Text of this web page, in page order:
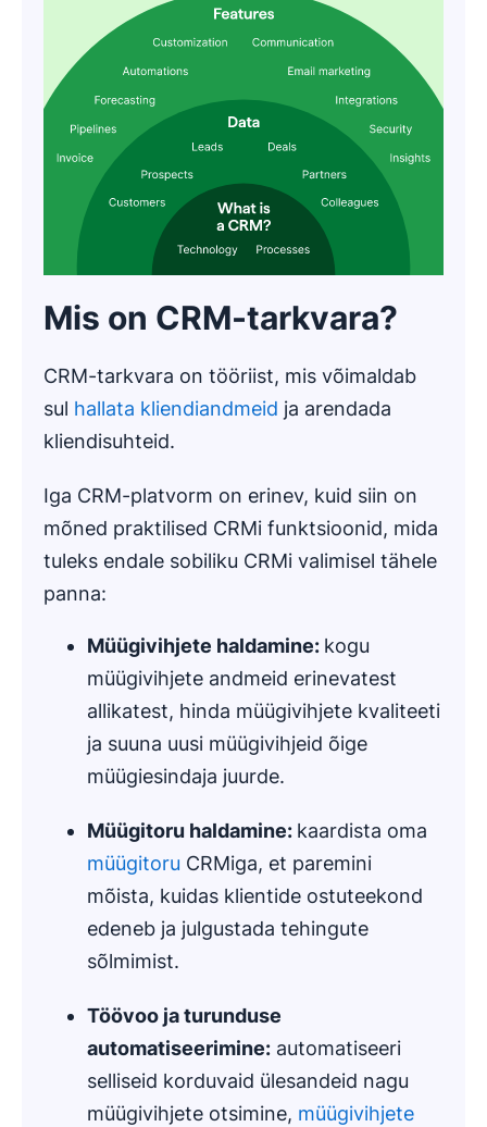
Mis on CRM-tarkvara?
CRM-tarkvara on tööriist, mis võimaldab
sul hallata kliendiandmeid ja arendada
kliendisuhteid.
Iga CRM-platvorm on erinev, kuid siin on
mõned praktilised CRMi funktsioonid, mida
tuleks endale sobiliku CRMi valimisel tähele
panna:
Müügivihjete haldamine: kogu
müügivihjete andmeid erinevatest
allikatest, hinda müügivihjete kvaliteeti
ja suuna uusi müügivihjeid õige
müügiesindaja juurde.
Müügitoru haldamine: kaardista oma
müügitoru CRMiga, et paremini
mõista, kuidas klientide ostuteekond
edeneb ja julgustada tehingute
sõlmimist.
Töövoo jaturunduse
automatiseerimine: automatiseeri
selliseid korduvaid ülesandeid nagu
müügivihjete otsimine, müügivihjete